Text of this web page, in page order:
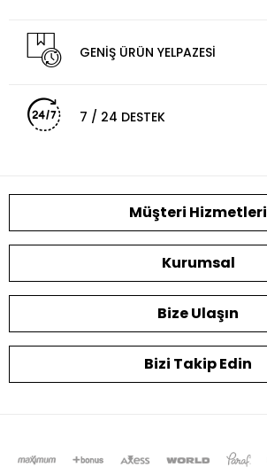
GENİŞ ÜRÜN YELPAZESİ
7 / 24 DESTEK
Müşteri Hizmetleri
Kurumsal
Bize Ulaşın
Bizi Takip Edin